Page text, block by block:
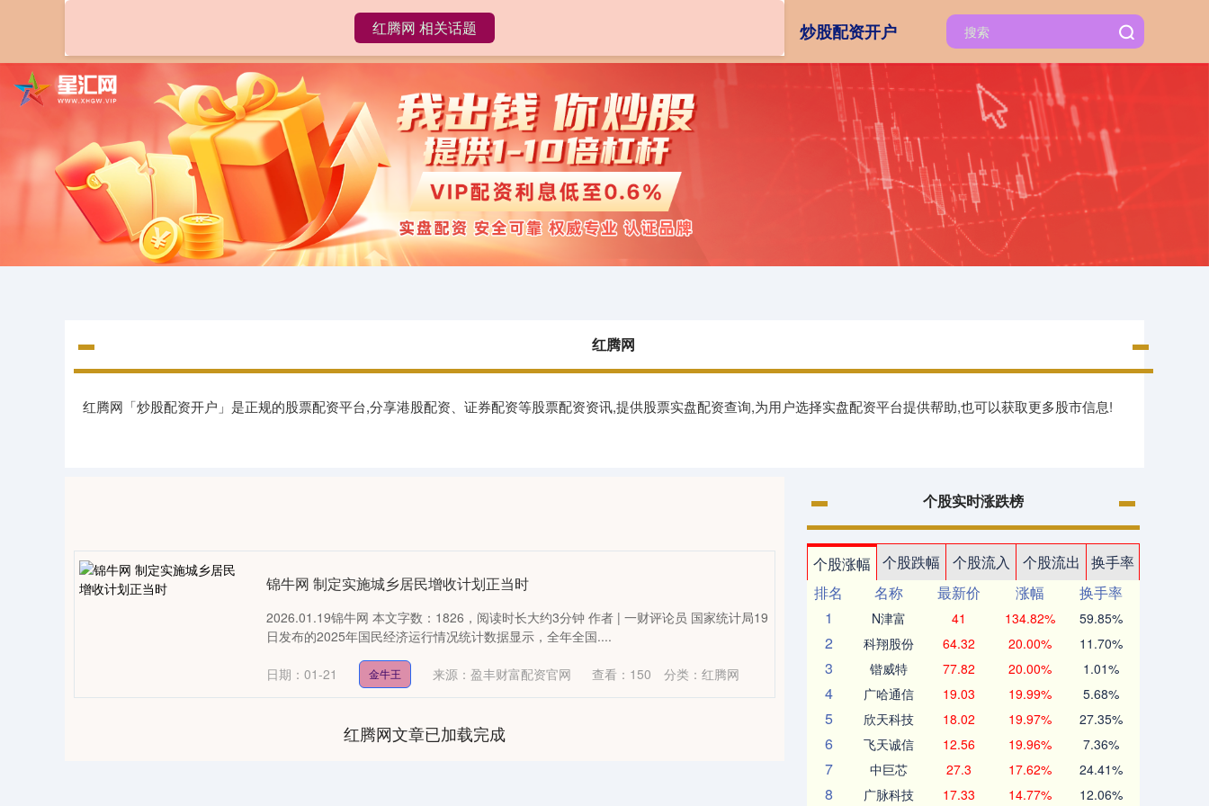
红腾网 炒股配资开户
红腾网
红腾网「炒股配资开户」是正规的股票配资平台,分享港股配资、证券配资等股票配资资讯,提供股票实盘配资查询,为用户选择实盘配资平台提供帮助,也可以获取更多股市信息!
红腾网 相关话题
锦牛网 制定实施城乡居民增收计划正当时
2026.01.19锦牛网 本文字数：1826，阅读时长大约3分钟 作者 | 一财评论员 国家统计局19
日发布的2025年国民经济运行情况统计数据显示，全年全国....
日期：01-21 金牛王 来源：盈丰财富配资官网 查看： 150 分类：红腾网
红腾网文章已加载完成
个股实时涨跌榜
个股涨幅 个股跌幅 个股流入 个股流出
换手率
排名
名称 最新价 涨幅
换手率
1
N津富 41 134.82% 59.85%
2 科翔股份 64.32 20.00% 11.70%
3 锴威特 77.82 20.00% 1.01%
4 广哈通信 19.03 19.99% 5.68%
5 欣天科技 18.02 19.97% 27.35%
6 飞天诚信 12.56 19.96% 7.36%
7 中巨芯 27.3 17.62% 24.41%
8 广脉科技 17.33 14.77% 12.06%